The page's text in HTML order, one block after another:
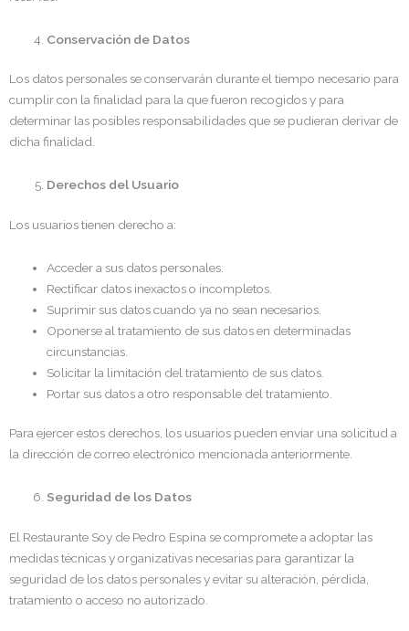
Conservación de Datos
Los datos personales se conservarán durante el tiempo necesario para
cumplir con la finalidad para la que fueron recogidos y para
determinar las posibles responsabilidades que se pudieran derivar de
dicha finalidad.
Derechos del Usuario
Los usuarios tienen derecho a:
Acceder a sus datos personales.
Rectificar datos inexactos o incompletos.
Suprimir sus datos cuando ya no sean necesarios.
Oponerse al tratamiento de sus datos en determinadas
circunstancias.
Solicitar la limitación del tratamiento de sus datos.
Portar sus datos a otro responsable del tratamiento.
Para ejercer estos derechos, los usuarios pueden enviar una solicitud a
la dirección de correo electrónico mencionada anteriormente.
Seguridad de los Datos
El Restaurante Soy de Pedro Espina se compromete a adoptar las
medidas técnicas y organizativas necesarias para garantizar la
seguridad de los datos personales y evitar su alteración, pérdida,
tratamiento o acceso no autorizado.